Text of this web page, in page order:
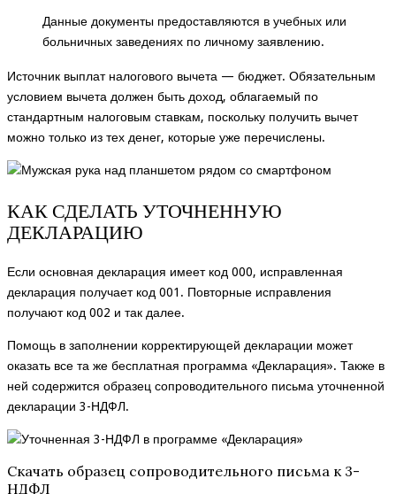
Данные документы предоставляются в учебных или
больничных заведениях по личному заявлению.
Источник выплат налогового вычета — бюджет. Обязательным
условием вычета должен быть доход, облагаемый по
стандартным налоговым ставкам, поскольку получить вычет
можно только из тех денег, которые уже перечислены.
КАК СДЕЛАТЬ УТОЧНЕННУЮ
ДЕКЛАРАЦИЮ
Если основная декларация имеет код 000, исправленная
декларация получает код 001. Повторные исправления
получают код 002 и так далее.
Помощь в заполнении корректирующей декларации может
оказать все та же бесплатная программа «Декларация». Также в
ней содержится образец сопроводительного письма уточненной
декларации 3-НДФЛ.
Скачать образец сопроводительного письма к 3-
НДФЛ